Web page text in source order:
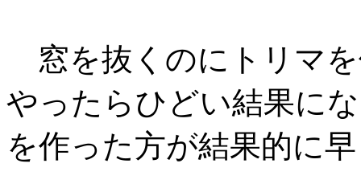
窓を抜くのにトリマ
やったらひどい結果に
を作った方が結果的に